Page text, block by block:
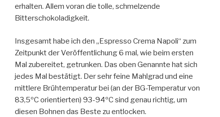
erhalten. Allem voran die tolle, schmelzende
Bitterschokoladigkeit.
Insgesamt habe ich den „Espresso Crema Napoli“ zum
Zeitpunkt der Veröffentlichung 6 mal, wie beim ersten
Mal zubereitet, getrunken. Das oben Genannte hat sich
jedes Mal bestätigt. Der sehr feine Mahlgrad und eine
mittlere Brűhtemperatur bei (an der BG-Temperatur von
83,5ºC orientierten) 93-94ºC sind genau richtig, um
diesen Bohnen das Beste zu entlocken.